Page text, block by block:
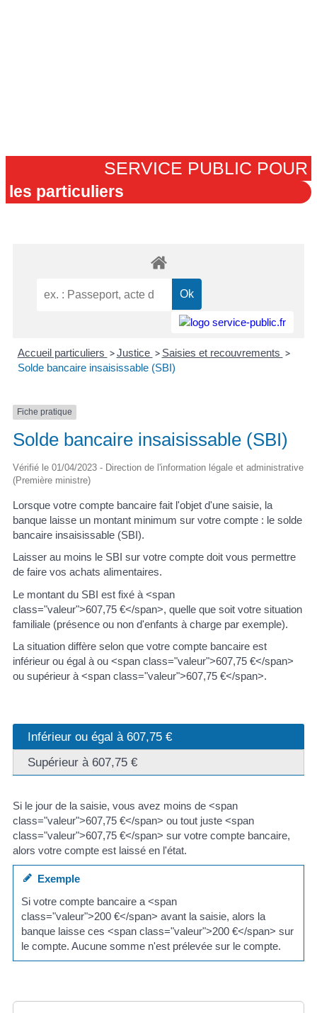
SERVICE PUBLIC POUR​
les particuliers
Accueil particuliers > Justice > Saisies et recouvrements >
Solde bancaire insaisissable (SBI)
Fiche pratique
Solde bancaire insaisissable (SBI)
Vérifié le 01/04/2023 - Direction de l'information légale et administrative
(Première ministre)
Lorsque votre compte bancaire fait l'objet d'une saisie, la
banque laisse un montant minimum sur votre compte : le solde
bancaire insaisissable (SBI).
Laisser au moins le SBI sur votre compte doit vous permettre
de faire vos achats alimentaires.
Le montant du SBI est fixé à <span
class="valeur">607,75 €</span>, quelle que soit votre situation
familiale (présence ou non d'enfants à charge par exemple).
La situation diffère selon que votre compte bancaire est
inférieur ou égal à ou <span class="valeur">607,75 €</span>
ou supérieur à <span class="valeur">607,75 €</span>.
Inférieur ou égal à 607,75 €
Supérieur à 607,75 €
Si le jour de la saisie, vous avez moins de <span
class="valeur">607,75 €</span> ou tout juste <span
class="valeur">607,75 €</span> sur votre compte bancaire,
alors votre compte est laissé en l'état.
Exemple
Si votre compte bancaire a <span
class="valeur">200 €</span> avant la saisie, alors la
banque laisse ces <span class="valeur">200 €</span> sur
le compte. Aucune somme n'est prélevée sur le compte.